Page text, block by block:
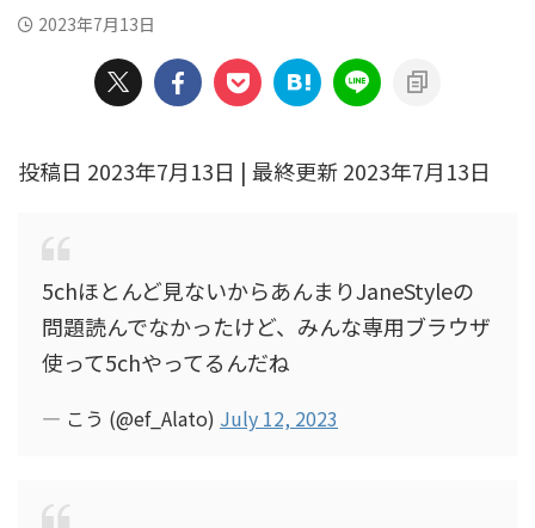
2023年7月13日
投稿日 2023年7月13日 | 最終更新 2023年7月13日
5chほとんど見ないからあんまりJaneStyleの
問題読んでなかったけど、みんな専用ブラウザ
使って5chやってるんだね
— こう (@ef_Alato) July 12, 2023